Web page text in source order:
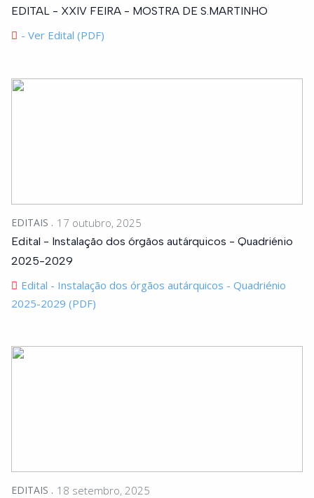
EDITAL - XXIV FEIRA - MOSTRA DE S.MARTINHO
- Ver Edital (PDF)
EDITAIS 17 outubro, 2025
Edital - Instalação dos órgãos autárquicos - Quadriénio
2025-2029
Edital - Instalação dos órgãos autárquicos - Quadriénio
2025-2029 (PDF)
EDITAIS 18 setembro, 2025